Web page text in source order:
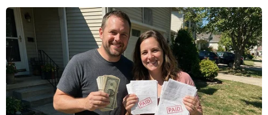
Tổng Biên tập: TRẦN TIẾN DUẨN
Phó Tổng Biên tập: NGUYỄN THỊ TÁM, KHÚC THANH
THỦY
Sở hữu trí tuệ
Quy định sử dụng
RSS
Hỗ trợ